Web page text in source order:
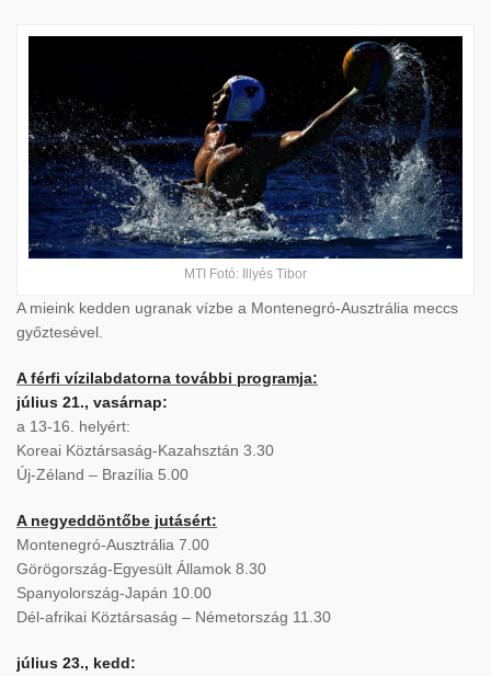
MTI Fotó: Illyés Tibor
A mieink kedden ugranak vízbe a Montenegró-Ausztrália meccs
győztesével.
A férfi vízilabdatorna további programja:
július 21., vasárnap:
a 13-16. helyért:
Koreai Köztársaság-Kazahsztán 3.30
Új-Zéland – Brazília 5.00
A negyeddöntőbe jutásért:
Montenegró-Ausztrália 7.00
Görögország-Egyesült Államok 8.30
Spanyolország-Japán 10.00
Dél-afrikai Köztársaság – Németország 11.30
július 23., kedd: